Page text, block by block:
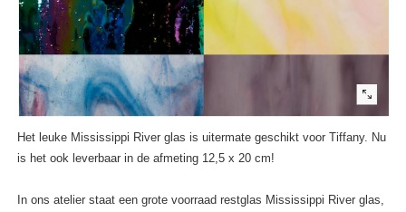
Het leuke Mississippi River glas is uitermate geschikt voor Tiffany. Nu
is het ook leverbaar in de afmeting 12,5 x 20 cm!
In ons atelier staat een grote voorraad restglas Mississippi River glas,